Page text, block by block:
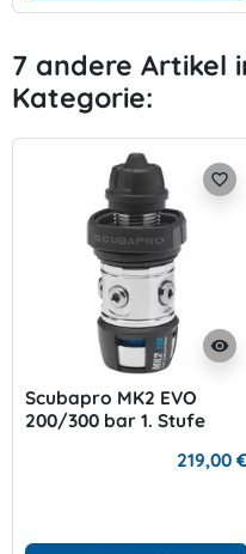
7 andere Artikel
Kategorie:
visibility
favorite_border
Scubapro MK2 EVO
200/300 bar 1. Stufe
219,00 €